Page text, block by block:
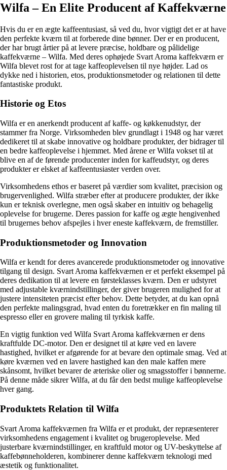
Wilfa – En Elite Producent af Kaffekværne
Hvis du er en ægte kaffeentusiast, så ved du, hvor vigtigt det er at have
den perfekte kværn til at forberede dine bønner. Der er en producent,
der har brugt årtier på at levere præcise, holdbare og pålidelige
kaffekværne – Wilfa. Med deres ophøjede Svart Aroma kaffekværn er
Wilfa blevet rost for at tage kaffeoplevelsen til nye højder. Lad os
dykke ned i historien, etos, produktionsmetoder og relationen til dette
fantastiske produkt.
Historie og Etos
Wilfa er en anerkendt producent af kaffe- og køkkenudstyr, der
stammer fra Norge. Virksomheden blev grundlagt i 1948 og har været
dedikeret til at skabe innovative og holdbare produkter, der bidrager til
en bedre kaffeoplevelse i hjemmet. Med årene er Wilfa vokset til at
blive en af de førende producenter inden for kaffeudstyr, og deres
produkter er elsket af kaffeentusiaster verden over.
Virksomhedens ethos er baseret på værdier som kvalitet, præcision og
brugervenlighed. Wilfa stræber efter at producere produkter, der ikke
kun er teknisk overlegne, men også skaber en intuitiv og behagelig
oplevelse for brugerne. Deres passion for kaffe og ægte hengivenhed
til brugernes behov afspejles i hver eneste kaffekværn, de fremstiller.
Produktionsmetoder og Innovation
Wilfa er kendt for deres avancerede produktionsmetoder og innovative
tilgang til design. Svart Aroma kaffekværnen er et perfekt eksempel på
deres dedikation til at levere en førsteklasses kværn. Den er udstyret
med adjustable kværnindstillinger, der giver brugeren mulighed for at
justere intensiteten præcist efter behov. Dette betyder, at du kan opnå
den perfekte malingsgrad, hvad enten du foretrækker en fin maling til
espresso eller en grovere maling til tyrkisk kaffe.
En vigtig funktion ved Wilfa Svart Aroma kaffekværnen er dens
kraftfulde DC-motor. Den er designet til at køre ved en lavere
hastighed, hvilket er afgørende for at bevare den optimale smag. Ved at
køre kværnen ved en lavere hastighed kan den male kaffen mere
skånsomt, hvilket bevarer de æteriske olier og smagsstoffer i bønnerne.
På denne måde sikrer Wilfa, at du får den bedst mulige kaffeoplevelse
hver gang.
Produktets Relation til Wilfa
Svart Aroma kaffekværnen fra Wilfa er et produkt, der repræsenterer
virksomhedens engagement i kvalitet og brugeroplevelse. Med
justerbare kværnindstillinger, en kraftfuld motor og UV-beskyttelse af
kaffebønneholderen, kombinerer denne kaffekværn teknologi med
æstetik og funktionalitet.